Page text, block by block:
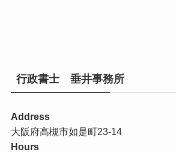
行政書士 垂井事務所
Address
大阪府高槻市如是町23-14
Hours